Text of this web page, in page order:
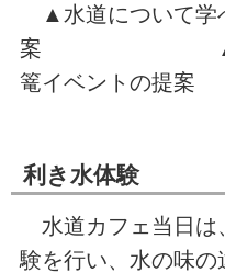
▲水道について学
案 ▲廃管を
篭イベントの提案
利き水体験
水道カフェ当日は
験を行い、水の味